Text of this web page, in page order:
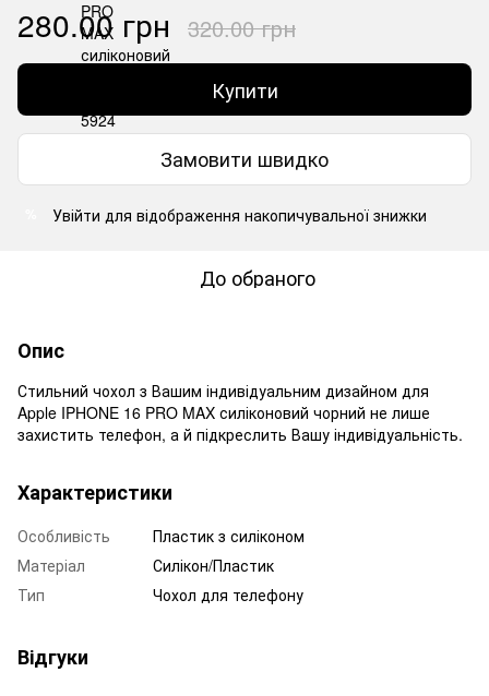
280.00 грн 320.00 грн
Купити
Замовити швидко
Увійти для відображення накопичувальної знижки
До обраного
Опис
Стильний чохол з Вашим індивідуальним дизайном для
Apple IPHONE 16 PRO MAX силіконовий чорний не лише
захистить телефон, а й підкреслить Вашу індивідуальність.
Характеристики
Особливість
Пластик з силіконом
Матеріал
Силікон/Пластик
Тип
Чохол для телефону
Відгуки